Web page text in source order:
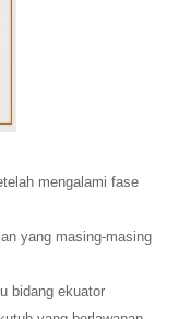
mengalami fase
yang masing-masing
bidang ekuator